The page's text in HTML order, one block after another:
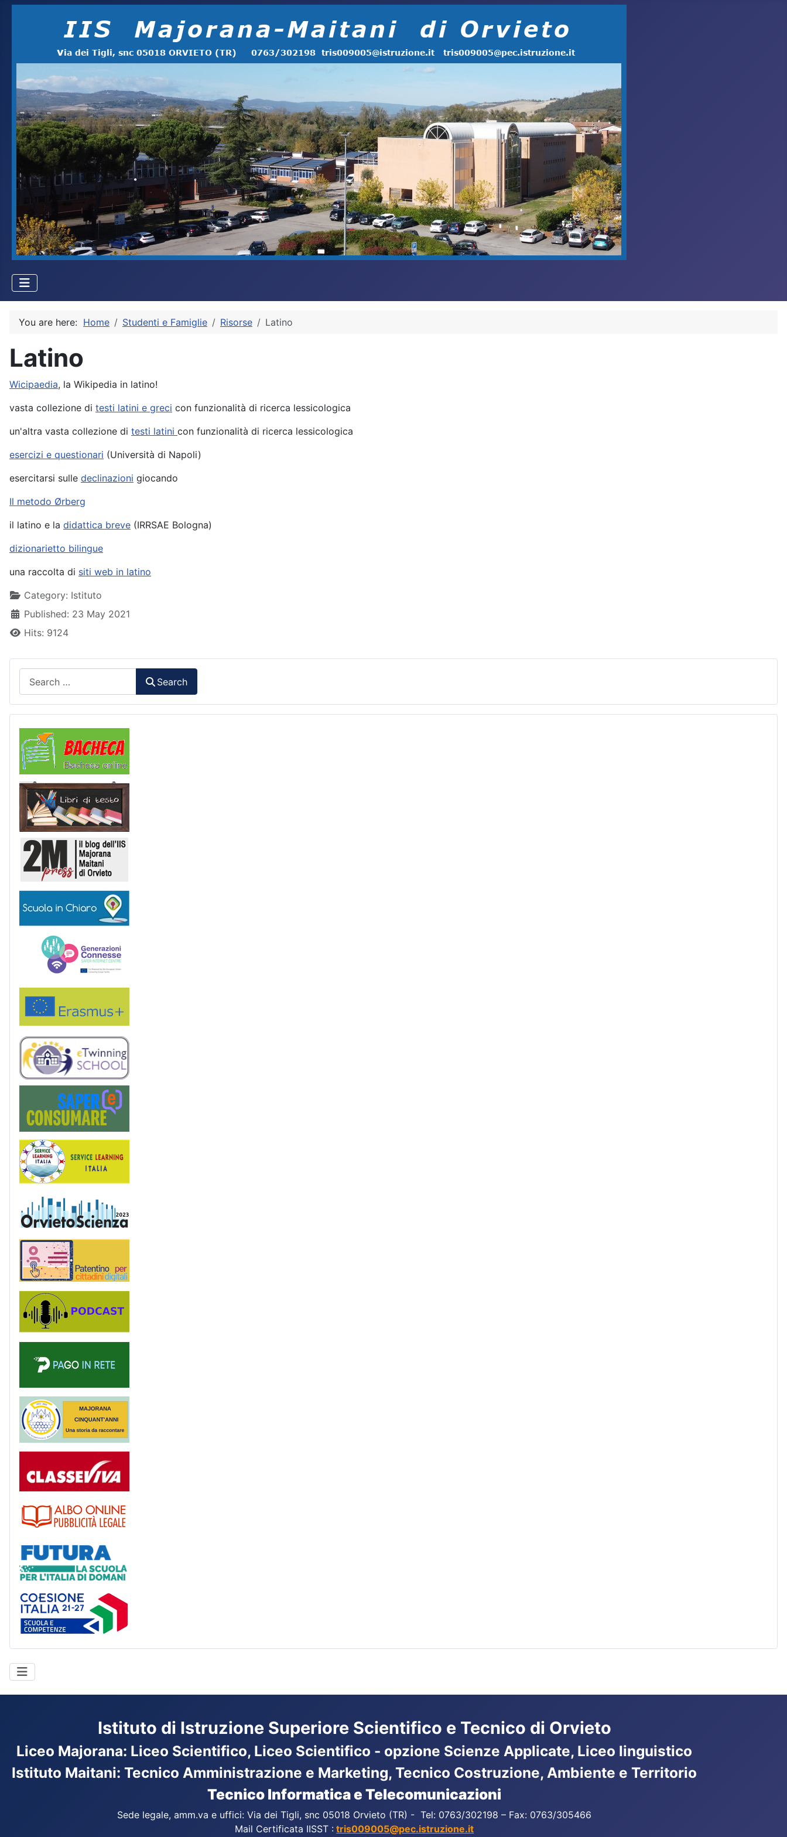
You are here: Home Studenti e Famiglie Risorse Latino
Latino
Wicipaedia, la Wikipedia in latino!
vasta collezione di testi latini e greci con funzionalità di ricerca lessicologica
un'altra vasta collezione di testi latini con funzionalità di ricerca lessicologica
esercizi e questionari (Università di Napoli)
esercitarsi sulle declinazioni giocando
Il metodo Ørberg
il latino e la didattica breve (IRRSAE Bologna)
dizionarietto bilingue
una raccolta di siti web in latino
DetailsCategory: Istituto
Published: 23 May 2021
Hits: 9124
Search
Libri di Testo
Scuola in chiaro
Erasmus+
eTwinning
Service Learning
Istituto di Istruzione Superiore Scientifico e Tecnico di Orvieto
Liceo Majorana: Liceo Scientifico, Liceo Scientifico - opzione Scienze Applicate, Liceo linguistico
Istituto Maitani: Tecnico Amministrazione e Marketing, Tecnico Costruzione, Ambiente e Territorio
Tecnico Informatica e Telecomunicazioni
Sede legale, amm.va e uffici: Via dei Tigli, snc 05018 Orvieto (TR) - Tel: 0763/302198 – Fax: 0763/305466
Mail Certificata IISST : tris009005@pec.istruzione.it